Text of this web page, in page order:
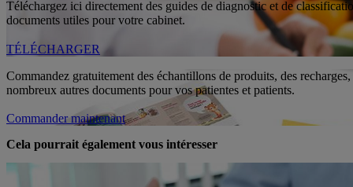
Téléchargez ici directement des guides de diagnostic et de
documents utiles pour votre cabinet.
TÉLÉCHARGER
Commandez gratuitement des échantillons de produits, des
nombreux autres documents pour vos patientes et patients.
Commander maintenant
Cela pourrait également vous intéresser